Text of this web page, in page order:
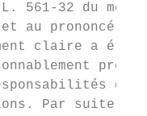
32 du
et au prononcé
claire a été
Par suite,